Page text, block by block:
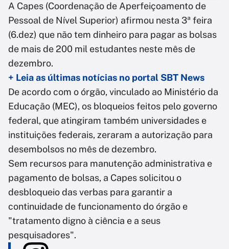
A Capes (Coordenação de Aperfeiçoamento de
Pessoal de Nível Superior) afirmou nesta 3ª feira
(6.dez) que não tem dinheiro para pagar as bolsas
de mais de 200 mil estudantes neste mês de
dezembro.
+ Leia as últimas notícias no portal SBT News
De acordo com o órgão, vinculado ao Ministério da
Educação (MEC), os bloqueios feitos pelo governo
federal, que atingiram também universidades e
instituições federais, zeraram a autorização para
desembolsos no mês de dezembro.
Sem recursos para manutenção administrativa e
pagamento de bolsas, a Capes solicitou o
desbloqueio das verbas para garantir a
continuidade de funcionamento do órgão e
"tratamento digno à ciência e a seus
pesquisadores".